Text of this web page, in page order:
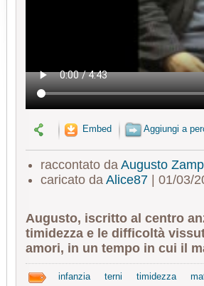
Embed Aggiungi a
raccontato da Augusto
caricato da Alice87| 01/03/
Augusto, iscritto al centro
timidezza e le difficoltà
amori, in un tempo in cui il
infanzia terni timidezza